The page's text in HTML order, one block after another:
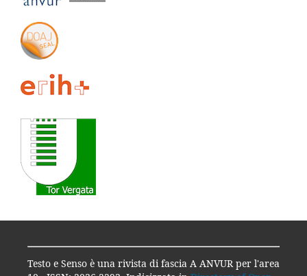
Testo e Senso è una rivista di fascia A ANVUR per l'area